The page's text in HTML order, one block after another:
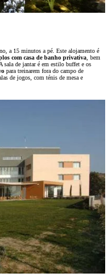
a 15 minutos a pé. Este alojamento é
com casa de banho privativa , bem
sala de jantar é em estilo buffet e os
para treinarem fora do campo de
de jogos, com ténis de mesa e